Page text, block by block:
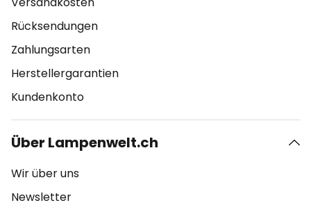
Rücksendungen
Zahlungsarten
Herstellergarantien
Kundenkonto
Über Lampenwelt.ch
Wir über uns
Newsletter